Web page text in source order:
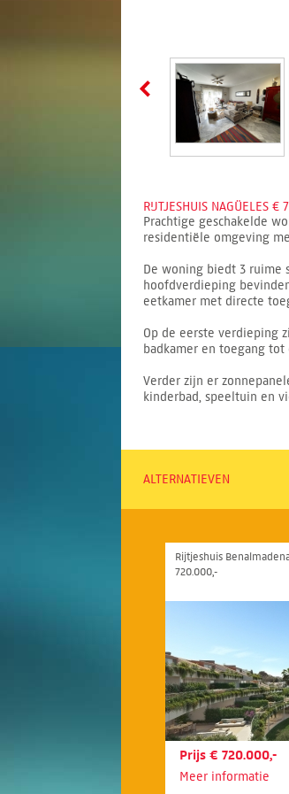
RIJTJESHUIS NAGÜELES
Prachtige geschakelde
residentiële omgeving
De woning biedt 3 ruime
hoofdverdieping
eetkamer met directe
Op de eerste verdieping
badkamer en toegang tot
Verder zijn er
kinderbad, speeltuin en
ALTERNATIEVEN
Rijtjeshuis
720.000,-
Prijs € 720.000,-
Meer informatie